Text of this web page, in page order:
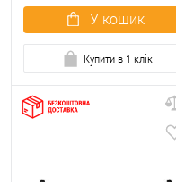
У кошик
Купити в 1 клік